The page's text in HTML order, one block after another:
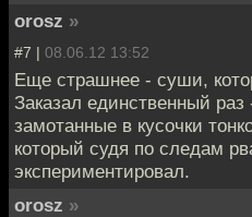
orosz »
#7 | 08.06.12 13:52
Еще страшнее - суши,
Заказал единственный
замотанные в кусочки
который судя по следам
экспериментировал.
orosz »